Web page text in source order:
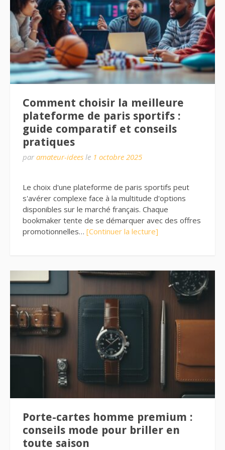
Comment choisir la meilleure
plateforme de paris sportifs :
guide comparatif et conseils
pratiques
par amateur-idees le 1 octobre 2025
Le choix d'une plateforme de paris sportifs peut
s'avérer complexe face à la multitude d'options
disponibles sur le marché français. Chaque
bookmaker tente de se démarquer avec des offres
promotionnelles… [Continuer la lecture]
Porte-cartes homme premium :
conseils mode pour briller en
toute saison